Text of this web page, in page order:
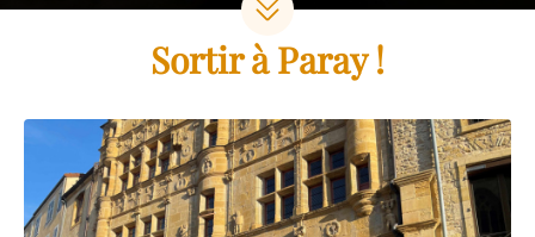
Sortir à Paray !